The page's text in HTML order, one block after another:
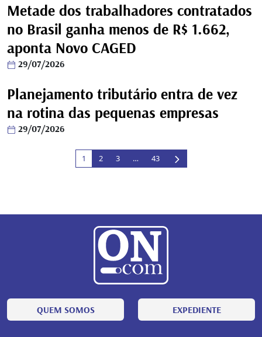
Metade dos trabalhadores contratados
no Brasil ganha menos de R$ 1.662,
aponta Novo CAGED
29/07/2026
Planejamento tributário entra de vez
na rotina das pequenas empresas
29/07/2026
1 2 3 … 43
QUEM SOMOS EXPEDIENTE